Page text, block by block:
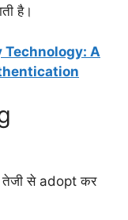
है।
Technology: A
से adopt कर